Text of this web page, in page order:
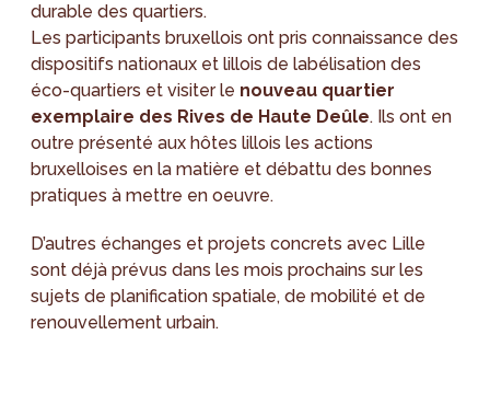
durable des quartiers.
Les participants bruxellois ont pris connaissance des
dispositifs nationaux et lillois de labélisation des
éco-quartiers et visiter le nouveau quartier
exemplaire des Rives de Haute Deûle. Ils ont en
outre présenté aux hôtes lillois les actions
bruxelloises en la matière et débattu des bonnes
pratiques à mettre en oeuvre.
D’autres échanges et projets concrets avec Lille
sont déjà prévus dans les mois prochains sur les
sujets de planification spatiale, de mobilité et de
renouvellement urbain.